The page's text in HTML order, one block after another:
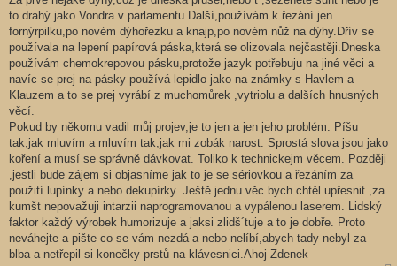
to drahý jako Vondra v parlamentu.Další,používám k řezání jen
fornýrpilku,po novém dýhořezku a knajp,po novém nůž na dýhy.Dřív se
používala na lepení papírová páska,která se olizovala nejčastěji.Dneska
používám chemokrepovou pásku,protože jazyk potřebuju na jiné věci a
navíc se prej na pásky používá lepidlo jako na známky s Havlem a
Klauzem a to se prej vyrábí z muchomůrek ,vytriolu a dalších hnusných
věcí.
Pokud by někomu vadil můj projev,je to jen a jen jeho problém. Píšu
tak,jak mluvím a mluvím tak,jak mi zobák narost. Sprostá slova jsou jako
koření a musí se správně dávkovat. Toliko k technickejm věcem. Později
,jestli bude zájem si objasníme jak to je se sériovkou a řezáním za
použití lupínky a nebo dekupírky. Ještě jednu věc bych chtěl upřesnit ,za
kumšt nepovažuji intarzii naprogramovanou a vypálenou laserem. Lidský
faktor každý výrobek humorizuje a jaksi zlidš´tuje a to je dobře. Proto
neváhejte a pište co se vám nezdá a nebo nelíbí,abych tady nebyl za
blba a netřepil si konečky prstů na klávesnici.Ahoj Zdenek